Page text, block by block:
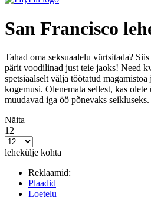
San Francisco
Tahad oma seksuaalelu vürtsitada?
pärit voodilinad just teie jaoks! Need
spetsiaalselt välja töötatud
kogemusi. Olenemata sellest, kas
muudavad iga öö põnevaks seikluseks.
Näita
12
lehekülje kohta
Reklaamid:
Plaadid
Loetelu